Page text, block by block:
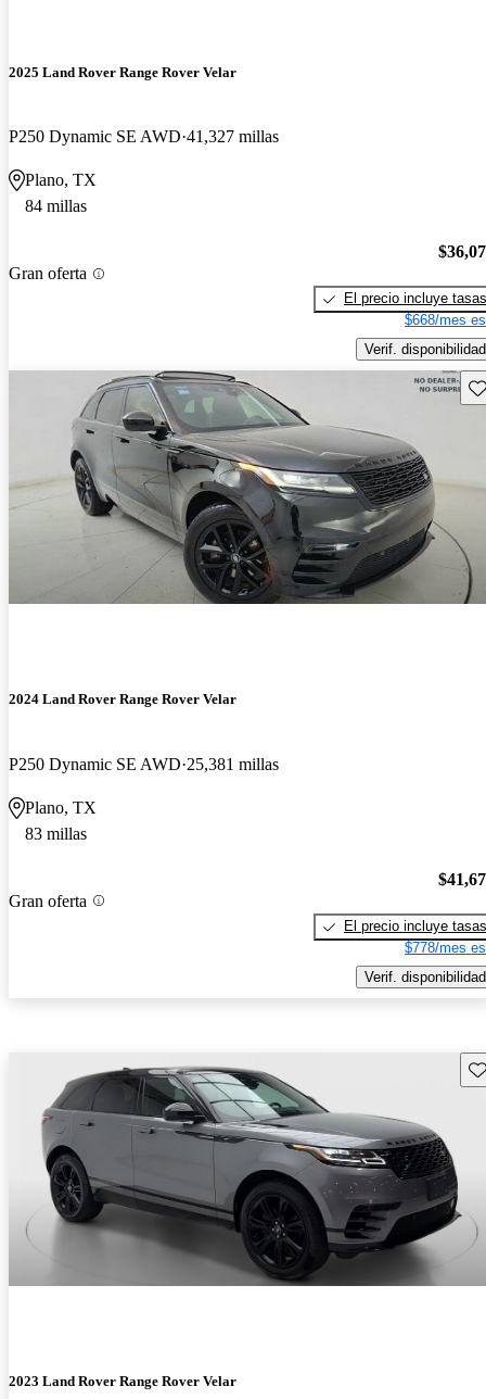
2025 Land Rover Range Rover Velar
P250 Dynamic SE AWD 41,327 millas
Plano, TX
84 millas
Gran oferta
El precio incluye tasas
$668/mes
Verif. disponibilidad
2024 Land Rover Range Rover Velar
P250 Dynamic SE AWD 25,381 millas
Plano, TX
83 millas
Gran oferta
El precio incluye tasas
$778/mes
Verif. disponibilidad
2023 Land Rover Range Rover Velar